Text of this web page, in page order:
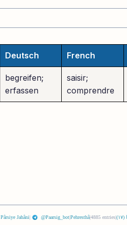
Deutsch French
begreifen;
erfassen
saisir;
comprendre
Pârsiye Jahâni| @Paarsig_bot|Pehresthâ|4885 entries| (١٧)